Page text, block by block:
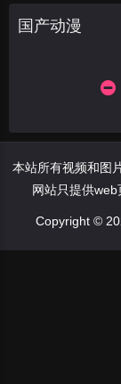
国产动漫
本站所有视频和图
网站只提供
Copyright ©